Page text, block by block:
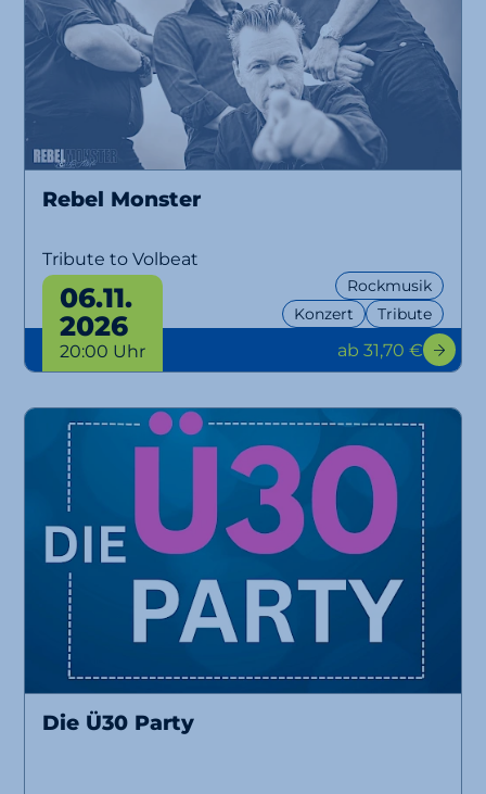
Rebel Monster
Tribute to Volbeat
Konzert Tribute
Rockmusik
06.11.
2026
20:00 Uhr ab 31,70 €
Die Ü30 Party